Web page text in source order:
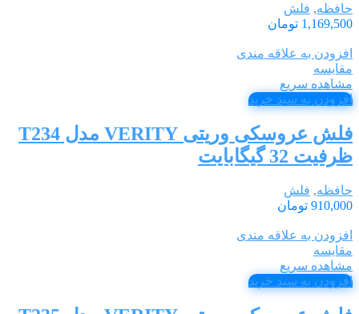
حافظه, فلش
1,169,500 تومان
افزودن به علاقه مندی
مقایسه
مشاهده سریع
افزودن به سبد خرید
فلش عروسکی وریتی VERITY مدل T234
ظرفیت 32 گیگابایت
حافظه, فلش
910,000 تومان
افزودن به علاقه مندی
مقایسه
مشاهده سریع
افزودن به سبد خرید